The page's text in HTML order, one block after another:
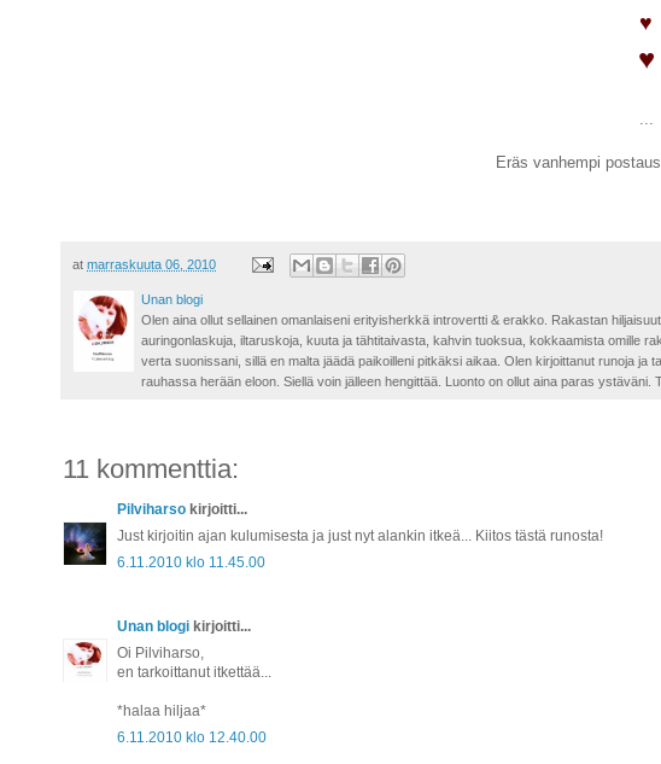
♥
♥
Eräs vanhempi
at marraskuuta 06, 2010
Unan blogi
Olen aina ollut sellainen omanlaiseni erityisherkkä introvertti & erakko. Rakastan
auringonlaskuja, iltaruskoja, kuuta ja tähtitaivasta, kahvin tuoksua, kokkaamista omille
verta suonissani, sillä en malta jäädä paikoilleni pitkäksi aikaa. Olen kirjoittanut runoja
rauhassa herään eloon. Siellä voin jälleen hengittää. Luonto on ollut aina paras ystäväni.
11 kommenttia:
Pilviharso kirjoitti...
Just kirjoitin ajan kulumisesta ja just nyt alankin itkeä... Kiitos tästä runosta!
6.11.2010 klo 11.45.00
Unan blogi kirjoitti...
Oi Pilviharso,
en tarkoittanut itkettää...
*halaa hiljaa*
6.11.2010 klo 12.40.00